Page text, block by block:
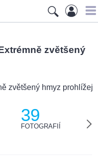
zvětšený
39
FOTOGRAFIÍ